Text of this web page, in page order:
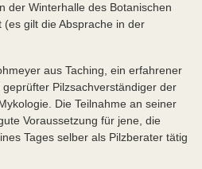
der Winterhalle des Botanischen
gilt die Absprache in der
aus Taching, ein erfahrener
Pilzsachverständiger der
Die Teilnahme an seiner
Voraussetzung für jene, die
Tages selber als Pilzberater tätig